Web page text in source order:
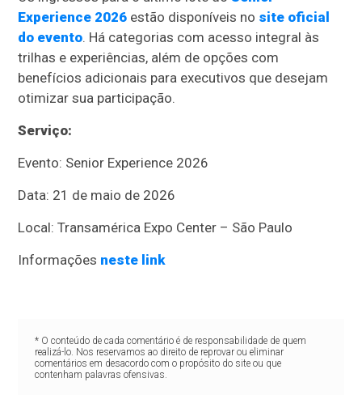
Experience 2026 estão disponíveis no site oficial
do evento. Há categorias com acesso integral às
trilhas e experiências, além de opções com
benefícios adicionais para executivos que desejam
otimizar sua participação.
Serviço:
Evento: Senior Experience 2026
Data: 21 de maio de 2026
Local: Transamérica Expo Center – São Paulo
Informações neste link
* O conteúdo de cada comentário é de responsabilidade de quem
realizá-lo. Nos reservamos ao direito de reprovar ou eliminar
comentários em desacordo com o propósito do site ou que
contenham palavras ofensivas.